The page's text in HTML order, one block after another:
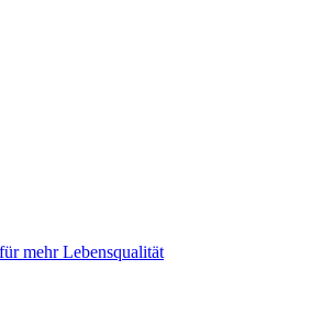
mehr Lebensqualität